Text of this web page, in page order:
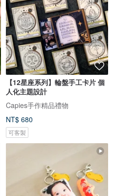
【12星座系列】輪盤手工卡片 個
人化主題設計
Capies手作精品禮物
NT$ 680
可客製